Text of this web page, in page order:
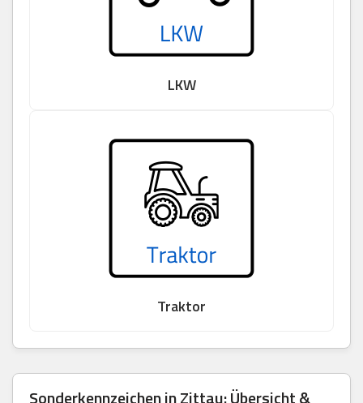
LKW
Traktor
Sonderkennzeichen in Zittau: Übersicht &